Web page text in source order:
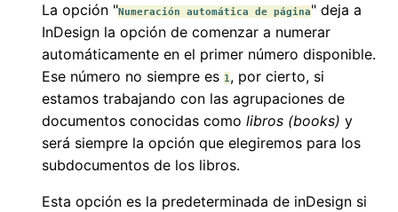
La opción "Numeración automática de página" deja a
InDesign la opción de comenzar a numerar
automáticamente en el primer número disponible.
Ese número no siempre es 1, por cierto, si
estamos trabajando con las agrupaciones de
documentos conocidas como libros (books) y
será siempre la opción que elegiremos para los
subdocumentos de los libros.
Esta opción es la predeterminada de inDesign si